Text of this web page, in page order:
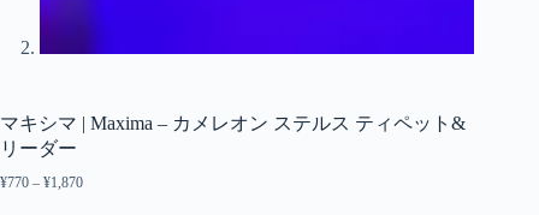
マキシマ | Maxima – カメレオン ステルス ティペット&
リーダー
¥770 – ¥1,870価